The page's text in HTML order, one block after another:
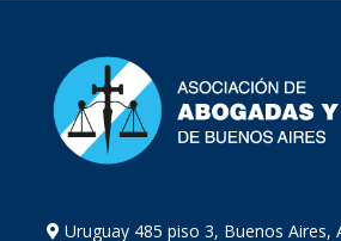
Uruguay 485 piso 3, Buenos Aires,